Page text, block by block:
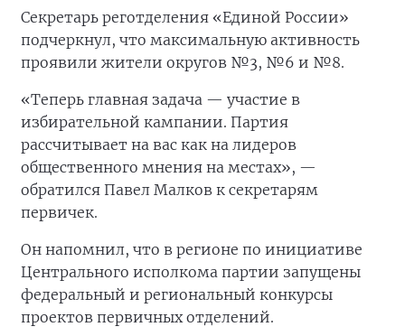
Секретарь реготделения «Единой России»
подчеркнул, что максимальную активность
проявили жители округов №3, №6 и №8.
«Теперь главная задача — участие в
избирательной кампании. Партия
рассчитывает на вас как на лидеров
общественного мнения на местах», —
обратился Павел Малков к секретарям
первичек.
Он напомнил, что в регионе по инициативе
Центрального исполкома партии запущены
федеральный и региональный конкурсы
проектов первичных отделений.